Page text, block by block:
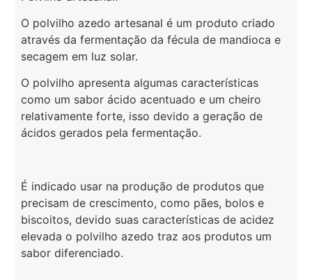
O polvilho azedo artesanal é um produto criado
através da fermentação da fécula de mandioca e
secagem em luz solar.
O polvilho apresenta algumas características
como um sabor ácido acentuado e um cheiro
relativamente forte, isso devido a geração de
ácidos gerados pela fermentação.
É indicado usar na produção de produtos que
precisam de crescimento, como pães, bolos e
biscoitos, devido suas características de acidez
elevada o polvilho azedo traz aos produtos um
sabor diferenciado.